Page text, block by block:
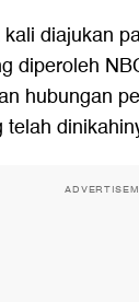
diajukan
diperoleh
hubungan